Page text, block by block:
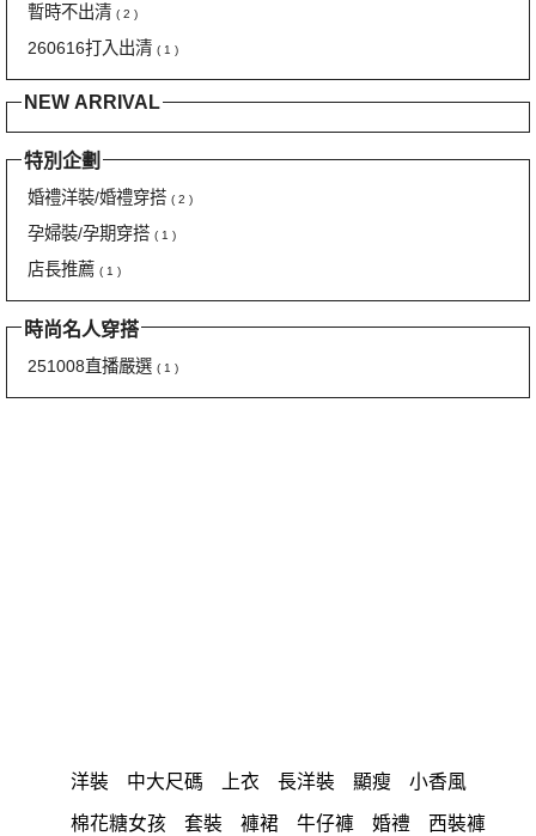
暫時不出清 ( 2 )
260616打入出清 ( 1 )
NEW ARRIVAL
特別企劃
婚禮洋裝/婚禮穿搭 ( 2 )
孕婦裝/孕期穿搭 ( 1 )
店長推薦 ( 1 )
時尚名人穿搭
251008直播嚴選 ( 1 )
洋裝 中大尺碼 上衣 長洋裝 顯瘦 小香風
棉花糖女孩 套裝 褲裙 牛仔褲 婚禮 西裝褲